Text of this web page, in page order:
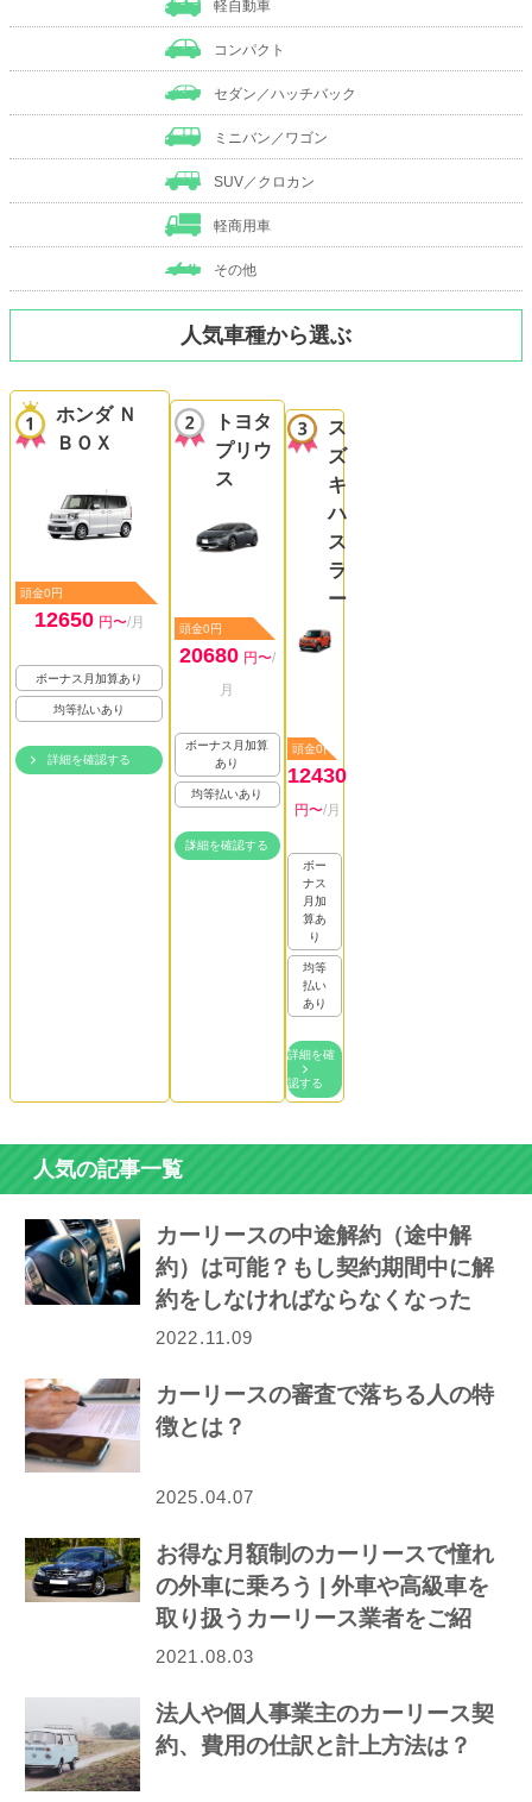
軽自動車
コンパクト
セダン／ハッチバック
ミニバン／ワゴン
SUV／クロカン
軽商用車
その他
人気車種から選ぶ
ホンダ Ｎ
ＢＯＸ
頭金0円
12650 円〜/月
ボーナス月加算あり
均等払いあり
詳細を確認する
トヨタ
プリウ
ス
頭金0円
20680 円〜/
月
ボーナス月加算
あり
均等払いあり
詳細を確認する
ス
ズ
キ
ハ
ス
ラ
ー
頭金0円
12430
円〜/月
ボー
ナス
月加
算あ
り
均等
払い
あり
詳細を確
認する
人気の記事一覧
カーリースの中途解約（途中解
約）は可能？もし契約期間中に解
約をしなければならなくなった
ら…
2022.11.09
カーリースの審査で落ちる人の特
徴とは？
2025.04.07
お得な月額制のカーリースで憧れ
の外車に乗ろう | 外車や高級車を
取り扱うカーリース業者をご紹
介！
2021.08.03
法人や個人事業主のカーリース契
約、費用の仕訳と計上方法は？